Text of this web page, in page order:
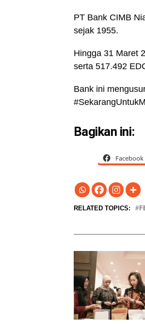
PT Bank CIMB
sejak 1955.
Hingga 31 Maret
serta 517.492
Bank ini
Bagikan ini:
Facebook
RELATED TOPICS: